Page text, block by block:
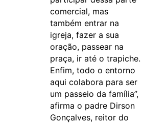
comercial, mas
também entrar na
igreja, fazer a sua
oração, passear na
praça, ir até o trapiche.
Enfim, todo o entorno
aqui colabora para ser
um passeio da família”,
afirma o padre Dirson
Gonçalves, reitor do